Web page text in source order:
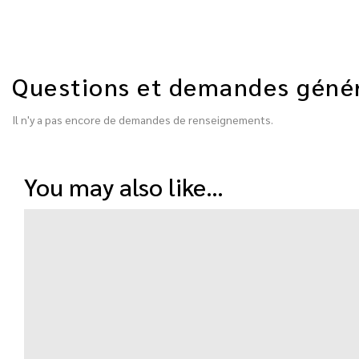
Questions et demandes
Il n'y a pas encore de demandes de renseignements.
you may also like…